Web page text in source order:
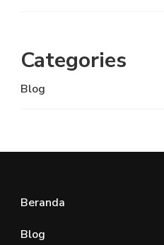
Categories
Blog
Beranda
Blog